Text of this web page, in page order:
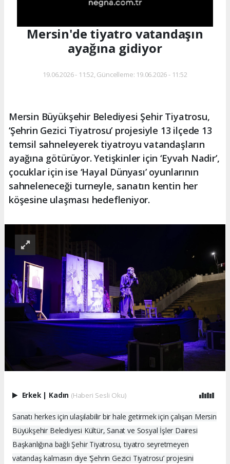
Mersin'de tiyatro vatandaşın
ayağına gidiyor
19.06.2026 - 11:52, Güncelleme: 19.06.2026 - 11:52
Mersin Büyükşehir Belediyesi Şehir Tiyatrosu,
‘Şehrin Gezici Tiyatrosu’ projesiyle 13 ilçede 13
temsil sahneleyerek tiyatroyu vatandaşların
ayağına götürüyor. Yetişkinler için ‘Eyvah Nadir’,
çocuklar için ise ‘Hayal Dünyası’ oyunlarının
sahneleneceği turneyle, sanatın kentin her
köşesine ulaşması hedefleniyor.
Erkek Kadın (Haberi Sesli Oku)
Sanatı herkes için ulaşılabilir bir hale getirmek için çalışan Mersin
Büyükşehir Belediyesi Kültür, Sanat ve Sosyal İşler Dairesi
Başkanlığına bağlı Şehir Tiyatrosu, tiyatro seyretmeyen
vatandaş kalmasın diye ‘Şehrin Gezici Tiyatrosu’ projesini